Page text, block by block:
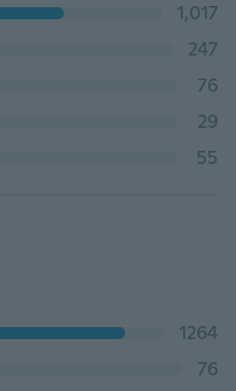
1,017
247
76
29
55
1264
76